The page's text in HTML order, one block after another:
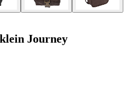
Journey